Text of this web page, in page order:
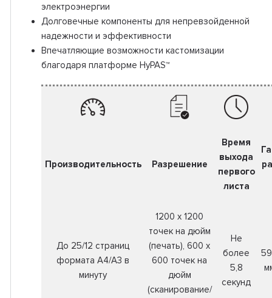
электроэнергии
Долговечные компоненты для непревзойденной
надежности и эффективности
Впечатляющие возможности кастомизации
благодаря платформе HyPAS™
Производительность Разрешение
Время
выхода
первого
листа
До 25/12 страниц
формата A4/A3 в
минуту
1200 x 1200
точек на дюйм
(печать), 600 x
600 точек на
дюйм
(сканирование/
Не
более
5,8
секунд